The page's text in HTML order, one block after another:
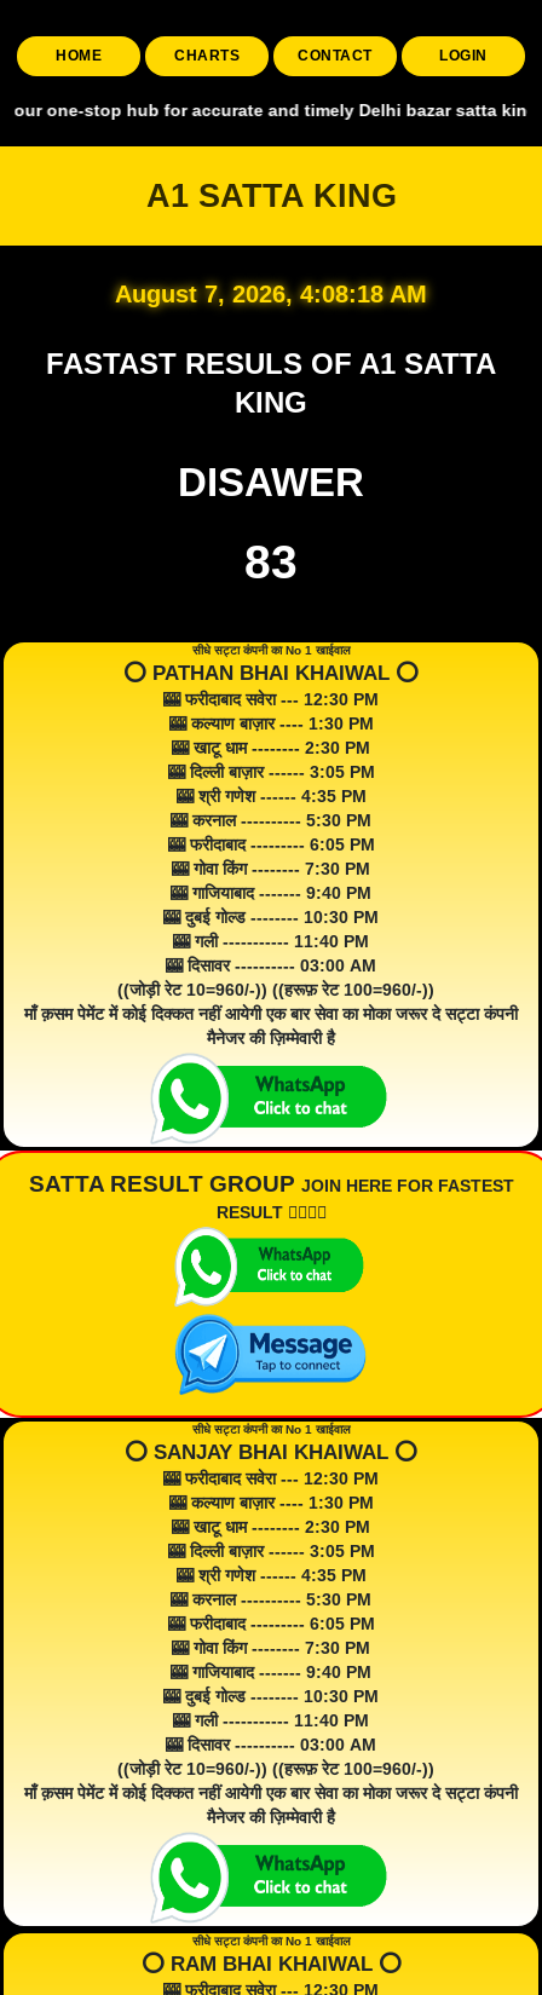
HOME CHARTS CONTACT LOGIN
hub for accurate and timely Delhi bazar satta king,
A1 SATTA KING
August 7, 2026, 4:08:19 AM
FASTAST RESULS OF A1 SATTA
KING
DISAWER
83
सीधे सट्टा कंपनी का No 1 खाईवाल
⭕️ PATHAN BHAI KHAIWAL ⭕️
🎰 फरीदाबाद सवेरा --- 12:30 PM
🎰 कल्याण बाज़ार ---- 1:30 PM
🎰 खाटू धाम -------- 2:30 PM
🎰 दिल्ली बाज़ार ------ 3:05 PM
🎰 श्री गणेश ------ 4:35 PM
🎰 करनाल ---------- 5:30 PM
🎰 फरीदाबाद --------- 6:05 PM
🎰 गोवा किंग -------- 7:30 PM
🎰 गाजियाबाद ------- 9:40 PM
🎰 दुबई गोल्ड -------- 10:30 PM
🎰 गली ----------- 11:40 PM
🎰 दिसावर ---------- 03:00 AM
((जोड़ी रेट 10=960/-)) ((हरूफ़ रेट 100=960/-))
माँ क़सम पेमेंट में कोई दिक्कत नहीं आयेगी एक बार सेवा का मोका जरूर दे सट्टा कंपनी
मैनेजर की ज़िम्मेवारी है
SATTA RESULT GROUP JOIN HERE FOR FASTEST
RESULT 👇🏾👇🏾
सीधे सट्टा कंपनी का No 1 खाईवाल
⭕️ SANJAY BHAI KHAIWAL ⭕️
🎰 फरीदाबाद सवेरा --- 12:30 PM
🎰 कल्याण बाज़ार ---- 1:30 PM
🎰 खाटू धाम -------- 2:30 PM
🎰 दिल्ली बाज़ार ------ 3:05 PM
🎰 श्री गणेश ------ 4:35 PM
🎰 करनाल ---------- 5:30 PM
🎰 फरीदाबाद --------- 6:05 PM
🎰 गोवा किंग -------- 7:30 PM
🎰 गाजियाबाद ------- 9:40 PM
🎰 दुबई गोल्ड -------- 10:30 PM
🎰 गली ----------- 11:40 PM
🎰 दिसावर ---------- 03:00 AM
((जोड़ी रेट 10=960/-)) ((हरूफ़ रेट 100=960/-))
माँ क़सम पेमेंट में कोई दिक्कत नहीं आयेगी एक बार सेवा का मोका जरूर दे सट्टा कंपनी
मैनेजर की ज़िम्मेवारी है
सीधे सट्टा कंपनी का No 1 खाईवाल
⭕️ RAM BHAI KHAIWAL ⭕️
🎰 फरीदाबाद सवेरा --- 12:30 PM